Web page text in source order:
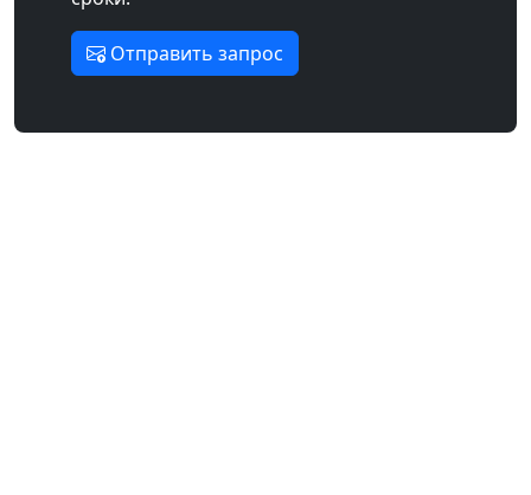
Отправить запрос